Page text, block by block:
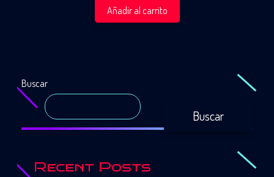
Añadir al carrito
Buscar
Buscar
Recent Posts